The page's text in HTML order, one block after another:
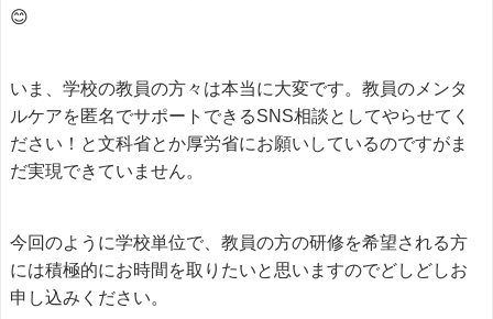
😊
いま、学校の教員の方々は本当に大変です。教員のメンタ
ルケアを匿名でサポートできるSNS相談としてやらせてく
ださい！と文科省とか厚労省にお願いしているのですがま
だ実現できていません。
今回のように学校単位で、教員の方の研修を希望される方
には積極的にお時間を取りたいと思いますのでどしどしお
申し込みください。